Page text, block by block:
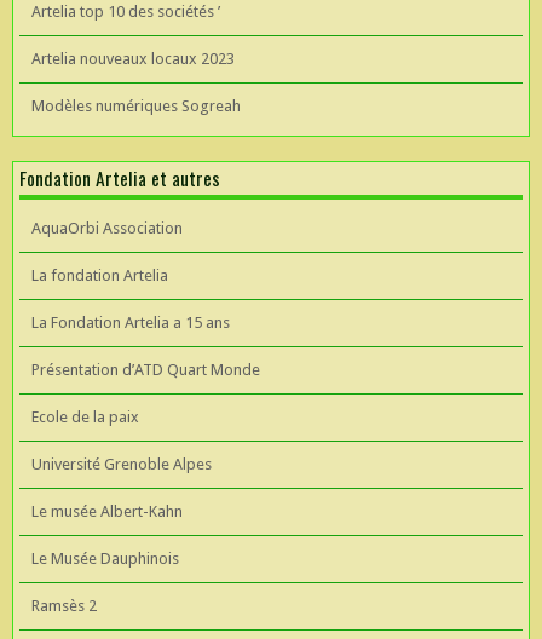
Artelia top 10 des sociétés ’
Artelia nouveaux locaux 2023
Modèles numériques Sogreah
Fondation Artelia et autres
AquaOrbi Association
La fondation Artelia
La Fondation Artelia a 15 ans
Présentation d’ATD Quart Monde
Ecole de la paix
Université Grenoble Alpes
Le musée Albert-Kahn
Le Musée Dauphinois
Ramsès 2